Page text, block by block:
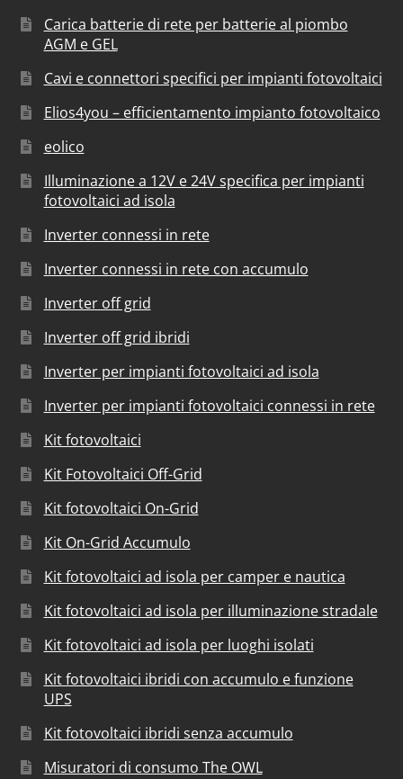
Carica batterie di rete per batterie al piombo
AGM e GEL
Cavi e connettori specifici per impianti fotovoltaici
Elios4you – efficientamento impianto fotovoltaico
eolico
Illuminazione a 12V e 24V specifica per impianti
fotovoltaici ad isola
Inverter connessi in rete
Inverter connessi in rete con accumulo
Inverter off grid
Inverter off grid ibridi
Inverter per impianti fotovoltaici ad isola
Inverter per impianti fotovoltaici connessi in rete
Kit fotovoltaici
Kit Fotovoltaici Off-Grid
Kit fotovoltaici On-Grid
Kit On-Grid Accumulo
Kit fotovoltaici ad isola per camper e nautica
Kit fotovoltaici ad isola per illuminazione stradale
Kit fotovoltaici ad isola per luoghi isolati
Kit fotovoltaici ibridi con accumulo e funzione
UPS
Kit fotovoltaici ibridi senza accumulo
Misuratori di consumo The OWL